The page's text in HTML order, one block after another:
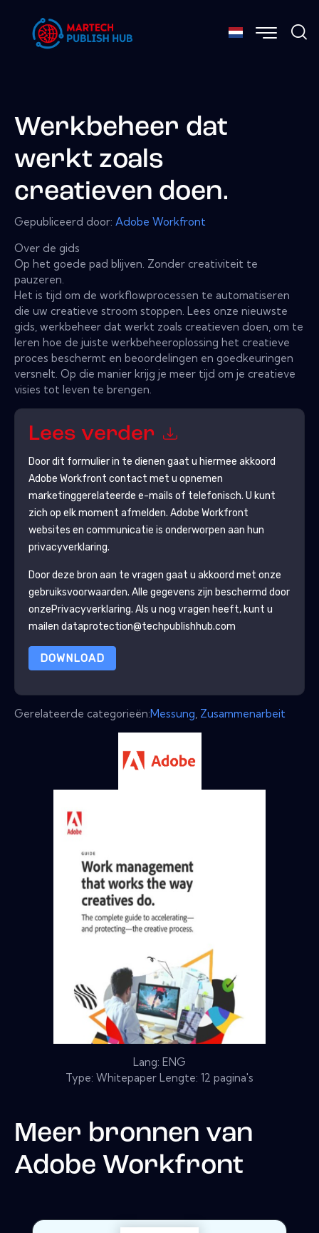
Werkbeheer dat
werkt zoals
creatieven doen.
Gepubliceerd door: Adobe Workfront
Over de gids
Op het goede pad blijven. Zonder creativiteit te
pauzeren.
Het is tijd om de workflowprocessen te automatiseren
die uw creatieve stroom stoppen. Lees onze nieuwste
gids, werkbeheer dat werkt zoals creatieven doen, om te
leren hoe de juiste werkbeheeroplossing het creatieve
proces beschermt en beoordelingen en goedkeuringen
versnelt. Op die manier krijg je meer tijd om je creatieve
visies tot leven te brengen.
Lees verder
Door dit formulier in te dienen gaat u hiermee akkoord
Adobe Workfront contact met u opnemen
marketinggerelateerde e-mails of telefonisch. U kunt
zich op elk moment afmelden. Adobe Workfront
websites en communicatie is onderworpen aan hun
privacyverklaring.
Door deze bron aan te vragen gaat u akkoord met onze
gebruiksvoorwaarden. Alle gegevens zijn beschermd door
onzePrivacyverklaring. Als u nog vragen heeft, kunt u
mailen dataprotection@techpublishhub.com
DOWNLOAD
Gerelateerde categorieën:Messung Zusammenarbeit
Lang: ENG
Type: Whitepaper Lengte: 12 pagina's
Meer bronnen van
Adobe Workfront